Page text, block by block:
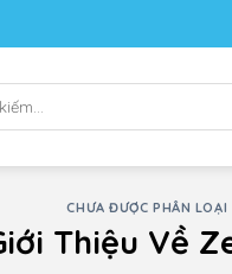
CHƯA ĐƯỢC PHÂN LOẠI
Thiệu Về